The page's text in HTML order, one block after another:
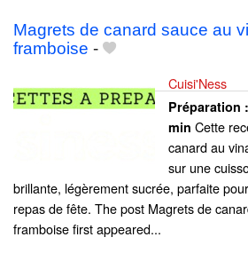
Magrets de canard sauce au
framboise -
Cuisi'Ness
Préparation :
min Cette
canard au
sur une
brillante, légèrement sucrée, parfaite
repas de fête. The post Magrets de
framboise first appeared...